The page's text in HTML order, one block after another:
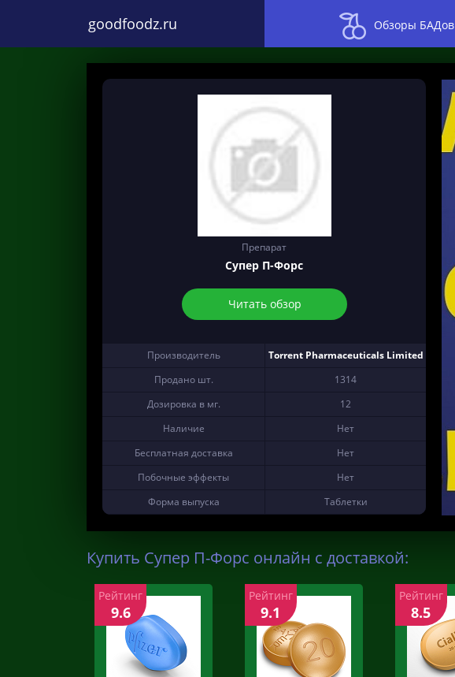
goodfoodz.ru Обзоры БАДов
Препарат
Супер П-Форс
Читать обзор
Производитель
Torrent Pharmaceuticals Limited
Продано шт.
1314
Дозировка в мг.
12
Наличие
Нет
Бесплатная доставка
Нет
Побочные эффекты
Нет
Форма выпуска
Таблетки
Купить Супер П-Форс онлайн с доставкой:
Рейтинг
9.6
Рейтинг
9.1
Рейтинг
8.5